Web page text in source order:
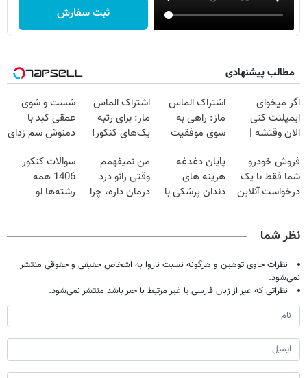
ثبت سفارش
مطالب پیشنهادی
اگر میخوای
ایمپلنت کنی
الان وقتشه |
میلیون تومان!!!
اشتراک الماس
ماز: راهی به
سوی موفقیت
اشتراک الماس
ماز: برای رتبه
یک‌های کنکور!
شست و شوی
عمقی کبد با
دمنوش سم زدای
فروش خودرو
شما فقط با یک
درخواست آنلاین
پایان دغدغه
هزینه های
دندان پزشکی با
من نمیفهمم
وقتی زانو درد
درمان داره، چرا
سوالات کنکور
1406 همه
رشته‌ها لو
نظر شما
نظرات حاوی توهین و هرگونه نسبت ناروا به اشخاص حقیقی و حقوقی منتشر
نمی‌شود.
نظراتی که غیر از زبان فارسی یا غیر مرتبط با خبر باشد منتشر نمی‌شود.